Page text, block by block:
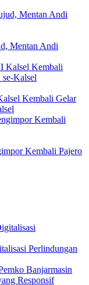
Mentan Andi
Kembali Gelar
Kembali Pajero
Perlindungan